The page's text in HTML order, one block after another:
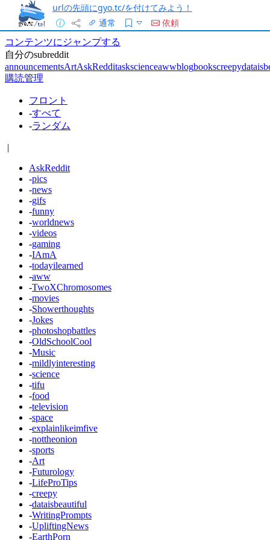
urlの先頭にgyo.tc/を付けてみよう！
通常
依頼